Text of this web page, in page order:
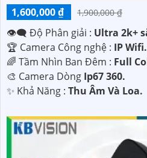
1,600,000 ₫
1,900,000 ₫
👁️‍🗨 Độ Phân giải : Ultra 2k+
🏆 Camera Công nghệ : IP Wifi.
🌈 Tầm Nhìn Ban Đêm : Full
🎨 Camera Dòng Ip67 360.
️✨ Khả Năng : Thu Âm Và Loa.